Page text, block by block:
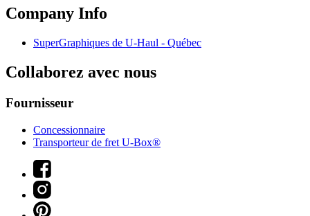
Company Info
SuperGraphiques de U-Haul - Québec
Collaborez avec nous
Fournisseur
Concessionnaire
Transporteur de fret U-Box®